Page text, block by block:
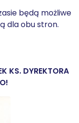
będą możliwe
dla obu stron.
KS. DYREKTORA